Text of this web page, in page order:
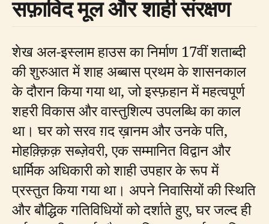
सफ़ाविद मूल और शाही संरक्षण
शेख अल-इस्लाम हाउस का निर्माण 17वीं शताब्दी
की शुरुआत में शाह अब्बास प्रथम के शासनकाल
के दौरान किया गया था, जो इस्फ़हान में महत्वपूर्ण
शहरी विकास और वास्तुशिल्प उपलब्धि का काल
था। घर को सरव ग़द ख़ानम और उनके पति,
मोहक़्क़िक़ सब्ज़ेवरी, एक सम्मानित विद्वान और
धार्मिक अधिकारी को शाही उपहार के रूप में
प्रस्तुत किया गया था। अपने निवासियों की स्थिति
और बौद्धिक गतिविधियों को दर्शाते हुए, घर जल्द ही